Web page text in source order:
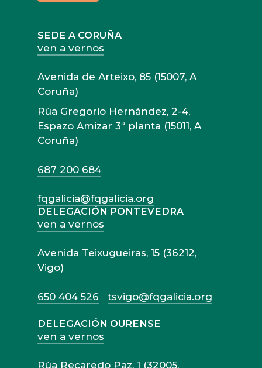
SEDE A CORUÑA
ven a vernos
Avenida de Arteixo, 85 (15007, A
Coruña)
Rúa Gregorio Hernández, 2-4,
Espazo Amizar 3ª planta (15011, A
Coruña)
687 200 684
fqgalicia@fqgalicia.org
DELEGACIÓN PONTEVEDRA
ven a vernos
Avenida Teixugueiras, 15 (36212,
Vigo)
650 404 526 tsvigo@fqgalicia.org
DELEGACIÓN OURENSE
ven a vernos
Rúa Recaredo Paz, 1 (32005,